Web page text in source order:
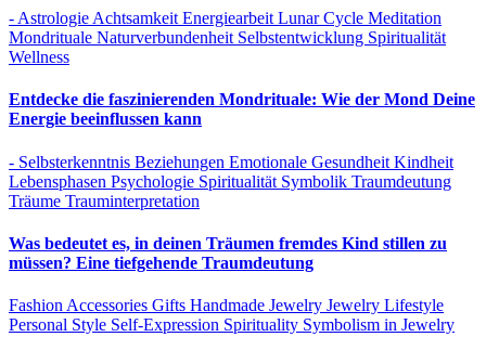
- Astrologie Achtsamkeit Energiearbeit Lunar Cycle Meditation
Mondrituale Naturverbundenheit Selbstentwicklung Spiritualität
Wellness
Entdecke die faszinierenden Mondrituale: Wie der Mond Deine
Energie beeinflussen kann
- Selbsterkenntnis Beziehungen Emotionale Gesundheit Kindheit
Lebensphasen Psychologie Spiritualität Symbolik Traumdeutung
Träume Trauminterpretation
Was bedeutet es, in deinen Träumen fremdes Kind stillen zu
müssen? Eine tiefgehende Traumdeutung
Fashion Accessories Gifts Handmade Jewelry Jewelry Lifestyle
Personal Style Self-Expression Spirituality Symbolism in Jewelry